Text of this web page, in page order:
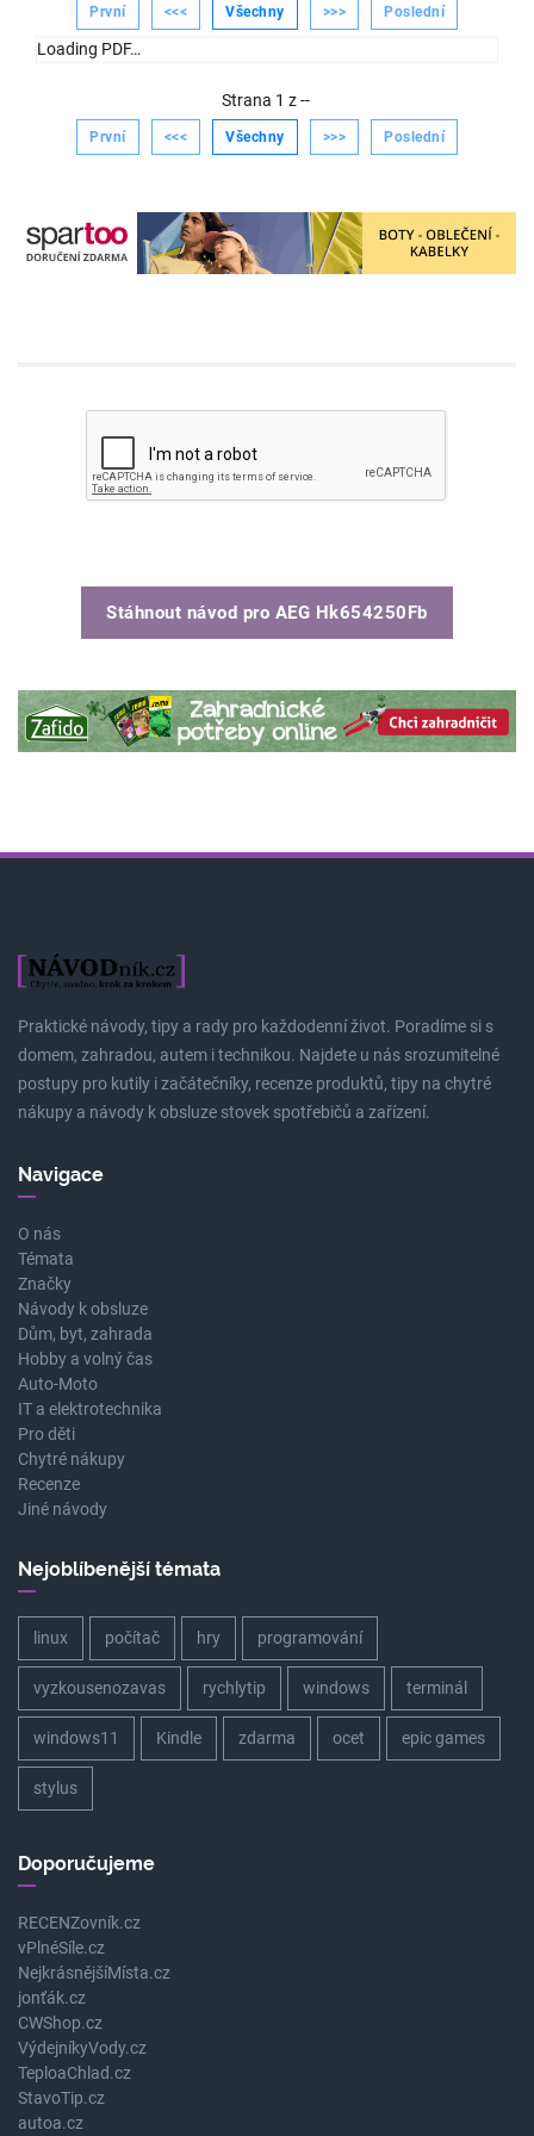
První <<< Všechny >>> Poslední
Loading PDF…
Strana 1 z--
První <<< Všechny >>> Poslední
Stáhnout návod pro AEG Hk654250Fb
Praktické návody, tipy a rady pro každodenní život. Poradíme si s
domem, zahradou, autem i technikou. Najdete u nás srozumitelné
postupy pro kutily i začátečníky, recenze produktů, tipy na chytré
nákupy a návody k obsluze stovek spotřebičů a zařízení.
Navigace
O nás
Témata
Značky
Návody k obsluze
Dům, byt, zahrada
Hobby a volný čas
Auto-Moto
IT a elektrotechnika
Pro děti
Chytré nákupy
Recenze
Jiné návody
Nejoblíbenější témata
linux počítač hry programování
vyzkousenozavas rychlytip windows terminál
windows11 Kindle zdarma ocet epic games
stylus
Doporučujeme
RECENZovník.cz
vPlnéSíle.cz
NejkrásnějšíMísta.cz
jonťák.cz
CWShop.cz
VýdejníkyVody.cz
TeploaChlad.cz
StavoTip.cz
autoa.cz